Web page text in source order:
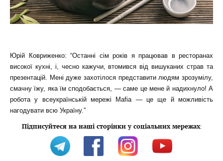
Юрій Ковриженко: “Останні сім років я працював в ресторанах
високої кухні, і, чесно кажучи, втомився від вишуканих страв та
презентацій. Мені дуже захотілося представити людям зрозумілу,
смачну їжу, яка їм сподобається, — саме це мене й надихнуло! А
робота у всеукраїнській мережі Mafia — це ще й можливість
нагодувати всю Україну.”
Підписуйтеся на наші сторінки у соціальних мережах: